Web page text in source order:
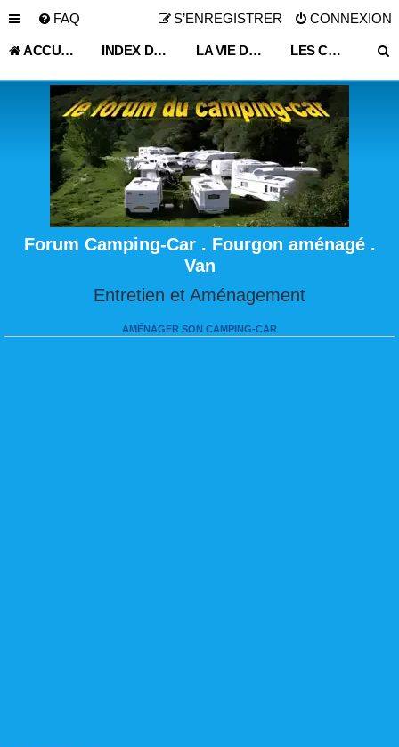
FAQ CONNEXION
S’ENREGISTRER
ACCUEIL INDEX DU FORUM LA VIE DU VOYAGEUR EN CAMPING-CAR ET FOURGON AMÉNAGÉ LES CYCLISTES DU FORUM
Forum Camping-Car . Fourgon aménagé .
Van
Entretien et Aménagement
AMÉNAGER SON CAMPING-CAR